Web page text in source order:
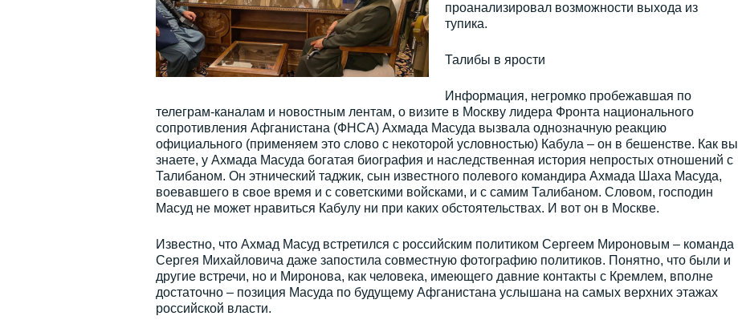
проанализировал возможности выхода из
тупика.
Талибы в ярости
Информация, негромко пробежавшая по
телеграм-каналам и новостным лентам, о визите в Москву лидера Фронта национального
сопротивления Афганистана (ФНСА) Ахмада Масуда вызвала однозначную реакцию
официального (применяем это слово с некоторой условностью) Кабула – он в бешенстве. Как вы
знаете, у Ахмада Масуда богатая биография и наследственная история непростых отношений с
Талибаном. Он этнический таджик, сын известного полевого командира Ахмада Шаха Масуда,
воевавшего в свое время и с советскими войсками, и с самим Талибаном. Словом, господин
Масуд не может нравиться Кабулу ни при каких обстоятельствах. И вот он в Москве.
Известно, что Ахмад Масуд встретился с российским политиком Сергеем Мироновым – команда
Сергея Михайловича даже запостила совместную фотографию политиков. Понятно, что были и
другие встречи, но и Миронова, как человека, имеющего давние контакты с Кремлем, вполне
достаточно – позиция Масуда по будущему Афганистана услышана на самых верхних этажах
российской власти.